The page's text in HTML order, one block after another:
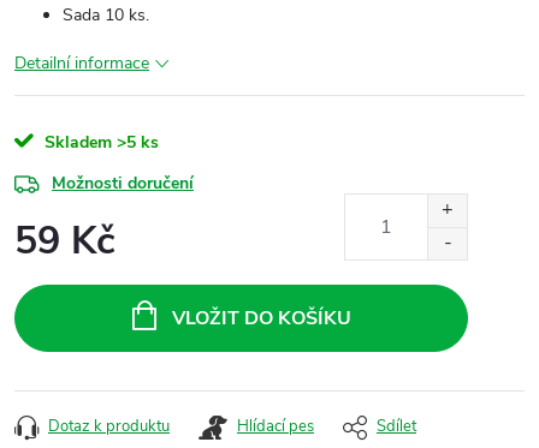
Sada 10 ks.
Detailní informace
Skladem >5 ks
Možnosti doručení
59 Kč
cena:
VLOŽIT DO KOŠÍKU
Dotaz k produktu Hlídací pes Sdílet